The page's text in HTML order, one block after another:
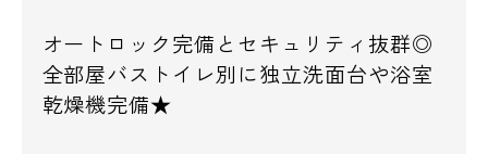
オートロック完備とセキュリティ抜群◎
全部屋バストイレ別に独立洗面台や浴室
乾燥機完備★